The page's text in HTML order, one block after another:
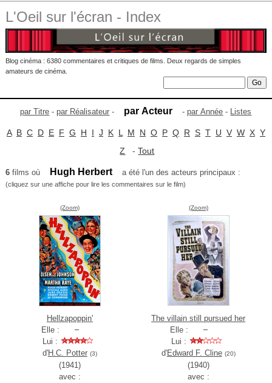
L'Oeil sur l'écran - Index
Blog cinéma : 6380 commentaires et critiques de films. Deux regards de simples
amateurs de cinéma.
par Titre -par Réalisateur - par Acteur -par Année - Listes
A B C D E F G H I J K L M N O P Q R S T U V W X Y
Z -Tout
6films où Hugh Herbert a été l'un des acteurs principaux :
(cliquez sur une affiche pour lire les commentaires sur le film)
(Zoom)
Hellzapoppin'
Elle :
Lui :
d'H.C. Potter (3)
(1941)
avec :
(Zoom)
The villain still pursued her
Elle :
Lui :
d'Edward F. Cline (20)
(1940)
avec :